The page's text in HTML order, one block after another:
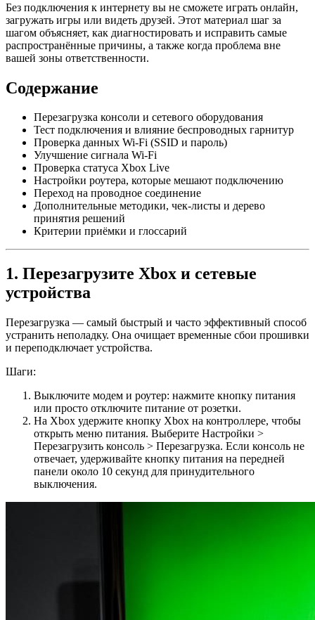
Без подключения к интернету вы не сможете играть онлайн,
загружать игры или видеть друзей. Этот материал шаг за
шагом объясняет, как диагностировать и исправить самые
распространённые причины, а также когда проблема вне
вашей зоны ответственности.
Содержание
Перезагрузка консоли и сетевого оборудования
Тест подключения и влияние беспроводных гарнитур
Проверка данных Wi‑Fi (SSID и пароль)
Улучшение сигнала Wi‑Fi
Проверка статуса Xbox Live
Настройки роутера, которые мешают подключению
Переход на проводное соединение
Дополнительные методики, чек‑листы и дерево
принятия решений
Критерии приёмки и глоссарий
1. Перезагрузите Xbox и сетевые
устройства
Перезагрузка — самый быстрый и часто эффективный способ
устранить неполадку. Она очищает временные сбои прошивки
и переподключает устройства.
Шаги:
Выключите модем и роутер: нажмите кнопку питания
или просто отключите питание от розетки.
На Xbox удержите кнопку Xbox на контроллере, чтобы
открыть меню питания. Выберите Настройки >
Перезагрузить консоль > Перезагрузка. Если консоль не
отвечает, удерживайте кнопку питания на передней
панели около 10 секунд для принудительного
выключения.